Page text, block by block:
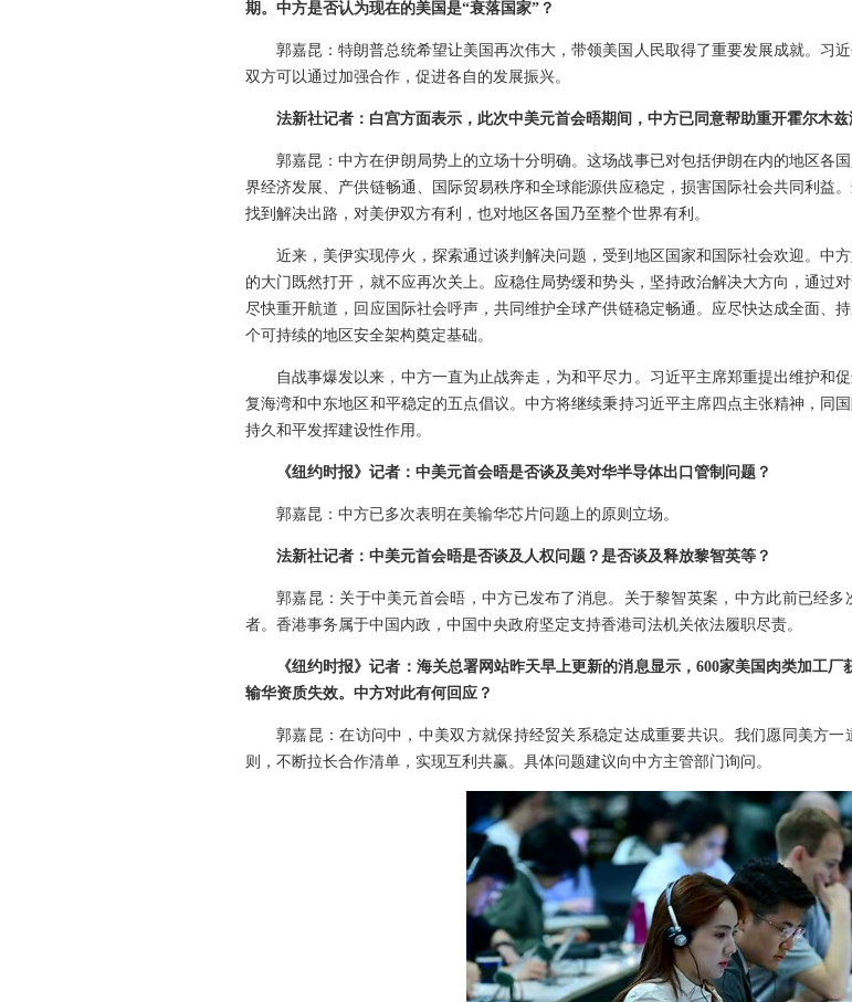
期。中方是否认为现在的美国是“衰落国家”？
郭嘉昆：特朗普总统希望让美国再次伟大，带领美国人民取得了重要发展成就。习
双方可以通过加强合作，促进各自的发展振兴。
法新社记者：白宫方面表示，此次中美元首会晤期间，中方已同意帮助重开霍尔木
郭嘉昆：中方在伊朗局势上的立场十分明确。这场战事已对包括伊朗在内的地区各
界经济发展、产供链畅通、国际贸易秩序和全球能源供应稳定，损害国际社会共同利益
找到解决出路，对美伊双方有利，也对地区各国乃至整个世界有利。
近来，美伊实现停火，探索通过谈判解决问题，受到地区国家和国际社会欢迎。中
的大门既然打开，就不应再次关上。应稳住局势缓和势头，坚持政治解决大方向，通过
尽快重开航道，回应国际社会呼声，共同维护全球产供链稳定畅通。应尽快达成全面、
个可持续的地区安全架构奠定基础。
自战事爆发以来，中方一直为止战奔走，为和平尽力。习近平主席郑重提出维护和
复海湾和中东地区和平稳定的五点倡议。中方将继续秉持习近平主席四点主张精神，同
持久和平发挥建设性作用。
《纽约时报》记者：中美元首会晤是否谈及美对华半导体出口管制问题？
郭嘉昆：中方已多次表明在美输华芯片问题上的原则立场。
法新社记者：中美元首会晤是否谈及人权问题？是否谈及释放黎智英等？
郭嘉昆：关于中美元首会晤，中方已发布了消息。关于黎智英案，中方此前已经
者。香港事务属于中国内政，中国中央政府坚定支持香港司法机关依法履职尽责。
《纽约时报》记者：海关总署网站昨天早上更新的消息显示，600家美国肉类加工
输华资质失效。中方对此有何回应？
郭嘉昆：在访问中，中美双方就保持经贸关系稳定达成重要共识。我们愿同美方
则，不断拉长合作清单，实现互利共赢。具体问题建议向中方主管部门询问。